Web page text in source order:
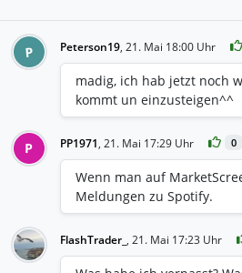
P Peterson19, 21. Mai 18:00 Uhr
madig, ich hab jetzt noch
kommt un einzusteigen^^
P PP1971, 21. Mai 17:29 Uhr 0
Wenn man auf
Meldungen zu Spotify.
FlashTrader_ , 21. Mai 17:23 Uhr